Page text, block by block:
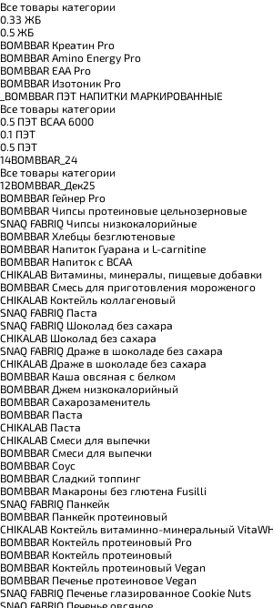
Все товары категории
0.33 ЖБ
0.5 ЖБ
BOMBBAR Креатин Pro
BOMBBAR Amino Energy Pro
BOMBBAR EAA Pro
BOMBBAR Изотоник Pro
_BOMBBAR ПЭТ НАПИТКИ МАРКИРОВАННЫЕ
Все товары категории
0.5 ПЭТ ВСАА 6000
0.1 ПЭТ
0.5 ПЭТ
14BOMBBAR_24
Все товары категории
12BOMBBAR_Дек25
BOMBBAR Гейнер Pro
BOMBBAR Чипсы протеиновые цельнозерновые
SNAQ FABRIQ Чипсы низкокалорийные
BOMBBAR Хлебцы безглютеновые
BOMBBAR Напиток Гуарана и L-carnitine
BOMBBAR Напиток с BCAA
CHIKALAB Витамины, минералы, пищевые добавки
BOMBBAR Смесь для приготовления мороженого
CHIKALAB Коктейль коллагеновый
SNAQ FABRIQ Паста
SNAQ FABRIQ Шоколад без сахара
CHIKALAB Шоколад без сахара
SNAQ FABRIQ Драже в шоколаде без сахара
CHIKALAB Драже в шоколаде без сахара
BOMBBAR Каша овсяная с белком
BOMBBAR Джем низкокалорийный
BOMBBAR Сахарозаменитель
BOMBBAR Паста
CHIKALAB Паста
CHIKALAB Смеси для выпечки
BOMBBAR Смеси для выпечки
BOMBBAR Соус
BOMBBAR Сладкий топпинг
BOMBBAR Макароны без глютена Fusilli
SNAQ FABRIQ Панкейк
BOMBBAR Панкейк протеиновый
CHIKALAB Коктейль витаминно-минеральный
BOMBBAR Коктейль протеиновый Pro
BOMBBAR Коктейль протеиновый
BOMBBAR Коктейль протеиновый Vegan
BOMBBAR Печенье протеиновое Vegan
SNAQ FABRIQ Печенье глазированное Cookie Nuts
SNAQ FABRIQ Печенье овсяное